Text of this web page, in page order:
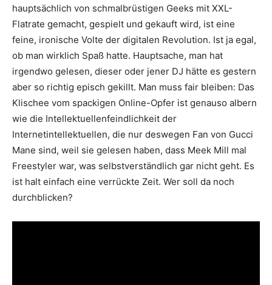
hauptsächlich von schmalbrüs­tigen Geeks mit XXL-
Flatrate gemacht, gespielt und gekauft wird, ist eine
feine, ironische Volte der digitalen Revolution. Ist ja egal,
ob man wirklich Spaß hatte. Hauptsache, man hat
irgendwo gelesen, dieser oder jener DJ hätte es gestern
aber so richtig episch gekillt. Man muss fair bleiben: Das
Klischee vom spackigen Online-Opfer ist genauso albern
wie die Intellektuellenfeindlichkeit der
Internetintellektuellen, die nur deswegen Fan von Gucci
Mane sind, weil sie gelesen haben, dass Meek Mill mal
Freestyler war, was selbstverständlich gar nicht geht. Es
ist halt einfach eine verrückte Zeit. Wer soll da noch
durchblicken?